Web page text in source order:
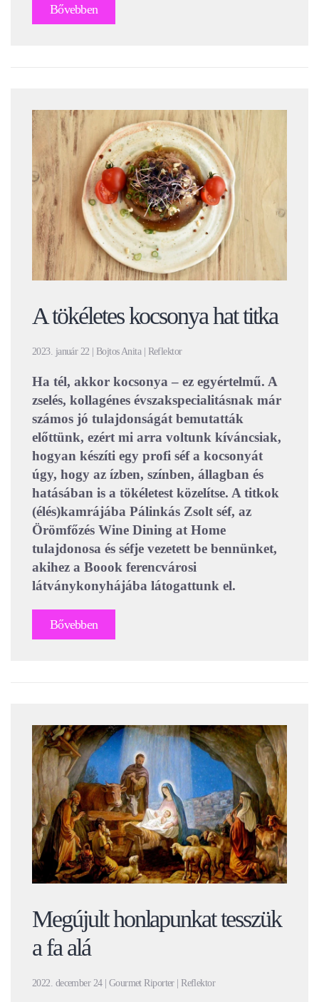
Bővebben
A tökéletes kocsonya hat titka
2023. január 22 | Bojtos Anita | Reflektor
Ha tél, akkor kocsonya – ez egyértelmű. A
zselés, kollagénes évszakspecialitásnak már
számos jó tulajdonságát bemutatták
előttünk, ezért mi arra voltunk kíváncsiak,
hogyan készíti egy profi séf a kocsonyát
úgy, hogy az ízben, színben, állagban és
hatásában is a tökéletest közelítse. A titkok
(élés)kamrájába Pálinkás Zsolt séf, az
Örömfőzés Wine Dining at Home
tulajdonosa és séfje vezetett be bennünket,
akihez a Boook ferencvárosi
látványkonyhájába látogattunk el.
Bővebben
Megújult honlapunkat tesszük
a fa alá
2022. december 24 | Gourmet Riporter | Reflektor